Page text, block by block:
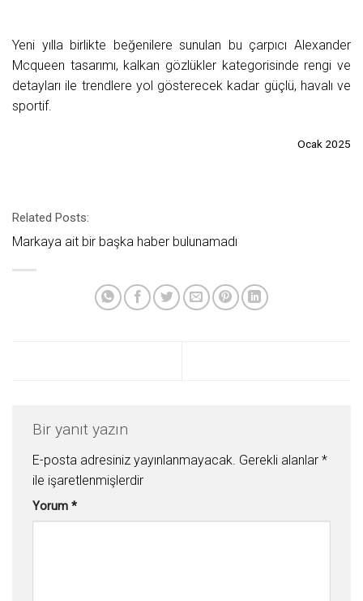
Yeni yılla birlikte beğenilere sunulan bu çarpıcı Alexander
Mcqueen tasarımı, kalkan gözlükler kategorisinde rengi ve
detayları ile trendlere yol gösterecek kadar güçlü, havalı ve
sportif.
Ocak 2025
Related Posts:
Markaya ait bir başka haber bulunamadı
Bir yanıt yazın
E-posta adresiniz yayınlanmayacak. Gerekli alanlar *
ile işaretlenmişlerdir
Yorum *